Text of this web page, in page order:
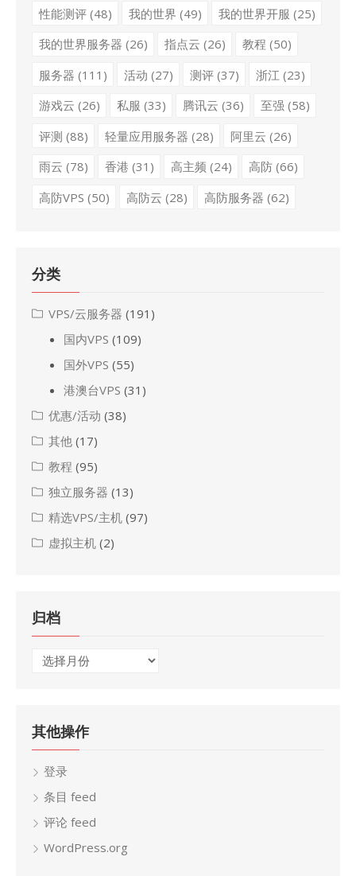
性能测评(48) 我的世界 (49) 我的世界开服 (25)
我的世界服务器 (26) 指点云 (26) 教程 (50)
服务器 (111) 活动 (27) 测评(37) 浙江 (23)
游戏云 (26) 私服 (33) 腾讯云 (36) 至强 (58)
评测 (88) 轻量应用服务器 (28) 阿里云 (26)
雨云 (78) 香港 (31) 高主频 (24) 高防(66)
高防VPS (50) 高防云 (28) 高防服务器 (62)
分类
VPS/云服务器 (191)
国内VPS (109)
国外VPS (55)
港澳台VPS (31)
优惠/活动 (38)
其他 (17)
教程 (95)
独立服务器 (13)
精选VPS/主机 (97)
虚拟主机 (2)
归档
归
其他操作
登录
条目 feed
评论 feed
WordPress.org